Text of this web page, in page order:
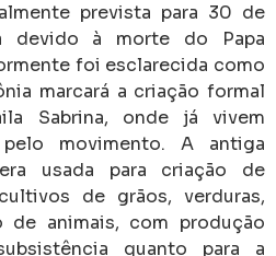
prevista para 30 de
devido à morte do Papa
foi esclarecida como
marcará a criação formal
Sabrina, onde já vivem
movimento. A antiga
usada para criação de
de grãos, verduras,
de animais, com produção
quanto para a